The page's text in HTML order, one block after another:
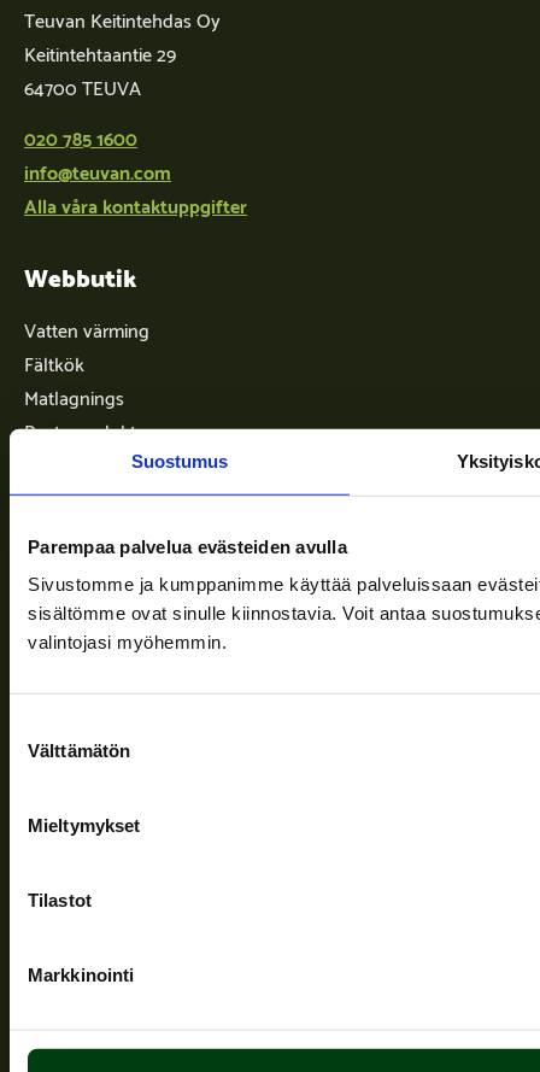
Suostumus
Parempaa palvelua evästeiden avulla
Sivustomme ja kumppanimme käyttää palveluissaan
sisältömme ovat sinulle kiinnostavia. Voit antaa
valintojasi myöhemmin.
valinta
Välttämätön
Mieltymykset
Tilastot
Markkinointi
Teuvan Keitintehdas Oy
Keitintehtaantie 29
64700 TEUVA
020 785 1600
info@teuvan.com
Alla våra kontaktuppgifter
Webbutik
Vatten värming
Fältkök
Matlagnings
Bastuprodukter
Info
Leveransvillkor
Nyheter